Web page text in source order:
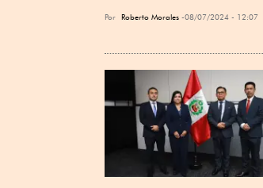
Por Roberto Morales 08/07/2024 - 12:07